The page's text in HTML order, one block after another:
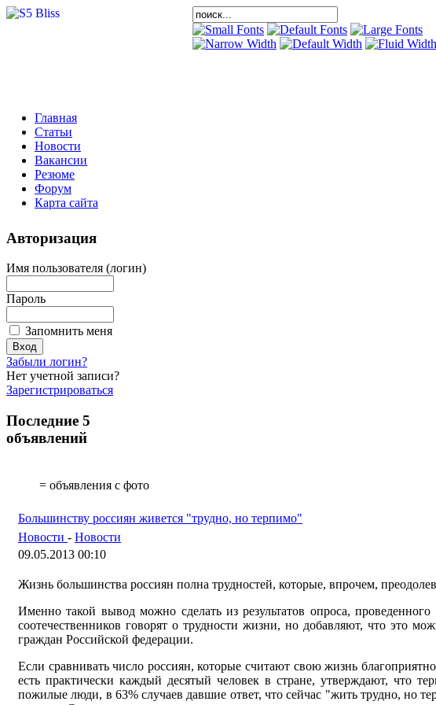
Главная
Статьи
Новости
Вакансии
Резюме
Форум
Карта сайта
Авторизация
Имя пользователя (логин)
Пароль
Запомнить меня
Забыли логин?
Нет учетной записи?
Зарегистрироваться
Последние 5
объявлений
= объявления с фото
Большинству россиян живется "трудно, но терпимо"
Новости - Новости
09.05.2013 00:10
Жизнь большинства россиян полна трудностей, которые, впрочем,
Именно такой вывод можно сделать из результатов опроса,
соотечественников говорят о трудности жизни, но добавляют, что это
граждан Российской федерации.
Если сравнивать число россиян, которые считают свою жизнь
есть практически каждый десятый человек в стране, утверждают, что
пожилые люди, в 63% случаев давшие ответ, что сейчас "жить трудно, но